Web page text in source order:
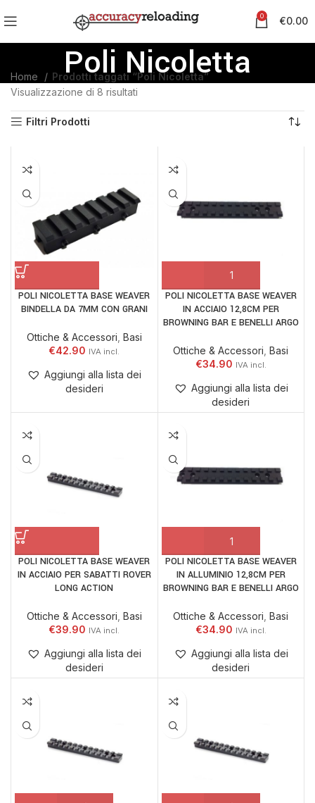
0 €0.00
Poli Nicoletta
Home
Prodotti taggati “Poli Nicoletta”
Visualizzazione di 8 risultati
Filtri Prodotti
POLI NICOLETTA BASE WEAVER
BINDELLA DA 7MM CON GRANI
Ottiche & Accessori Basi
€42.90
Aggiungi alla lista dei
desideri
POLI NICOLETTA BASE WEAVER
IN ACCIAIO 12,8CM PER
BROWNING BAR E BENELLI ARGO
Ottiche & Accessori ,Basi
€34.90
Aggiungi alla lista dei
desideri
POLI NICOLETTA BASE WEAVER
IN ACCIAIO PER SABATTI ROVER
LONG ACTION
Ottiche & Accessori Basi
€39.90
Aggiungi alla lista dei
desideri
POLI NICOLETTA BASE WEAVER
IN ALLUMINIO 12,8CM PER
BROWNING BAR E BENELLI ARGO
Ottiche & Accessori ,Basi
€34.90
Aggiungi alla lista dei
desideri